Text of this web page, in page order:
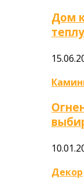
Дом
Декор